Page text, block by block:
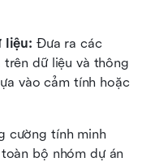
liệu: Đưa ra các
dữ liệu và thông
vào cảm tính hoặc
cường tính minh
bộ nhóm dự án